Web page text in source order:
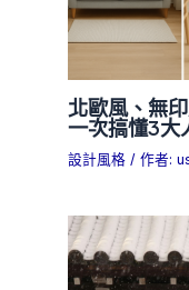
北歐風、無
一次搞懂3大
設計風格 / 作者: